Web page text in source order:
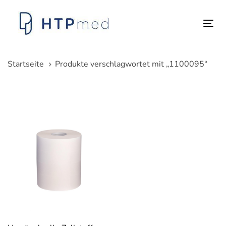
überspringen
springen
Startseite
Produkte verschlagwortet mit „1100095“